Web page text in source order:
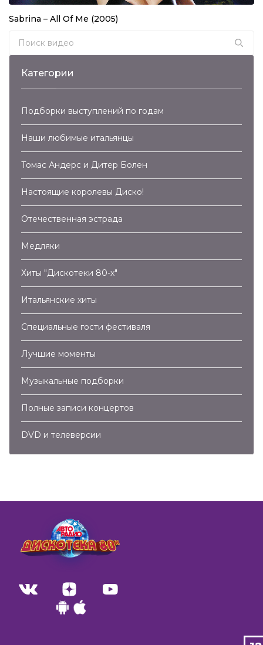
Sabrina – All Of Me (2005)
Search for:
Категории
Подборки выступлений по годам
Наши любимые итальянцы
Томас Андерс и Дитер Болен
Настоящие королевы Диско!
Отечественная эстрада
Медляки
Хиты "Дискотеки 80-х"
Итальянские хиты
Специальные гости фестиваля
Лучшие моменты
Музыкальные подборки
Полные записи концертов
DVD и телеверсии